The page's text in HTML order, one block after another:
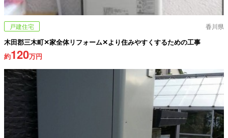
戸建住宅 香川県
木田郡三木町✕家全体リフォーム✕より住みやすくするための工事
約120万円